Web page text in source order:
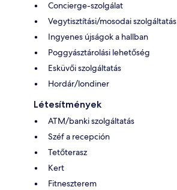
Concierge-szolgálat
Vegytisztítási/mosodai szolgáltatás
Ingyenes újságok a hallban
Poggyásztárolási lehetőség
Esküvői szolgáltatás
Hordár/londiner
Létesítmények
ATM/banki szolgáltatás
Széf a recepción
Tetőterasz
Kert
Fitneszterem